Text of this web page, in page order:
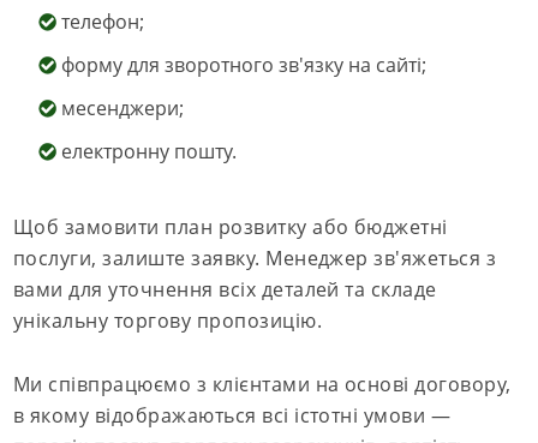
телефон;
форму для зворотного зв'язку на сайті;
месенджери;
електронну пошту.
Щоб замовити план розвитку або бюджетні
послуги, залиште заявку. Менеджер зв'яжеться з
вами для уточнення всіх деталей та складе
унікальну торгову пропозицію.
Ми співпрацюємо з клієнтами на основі договору,
в якому відображаються всі істотні умови —